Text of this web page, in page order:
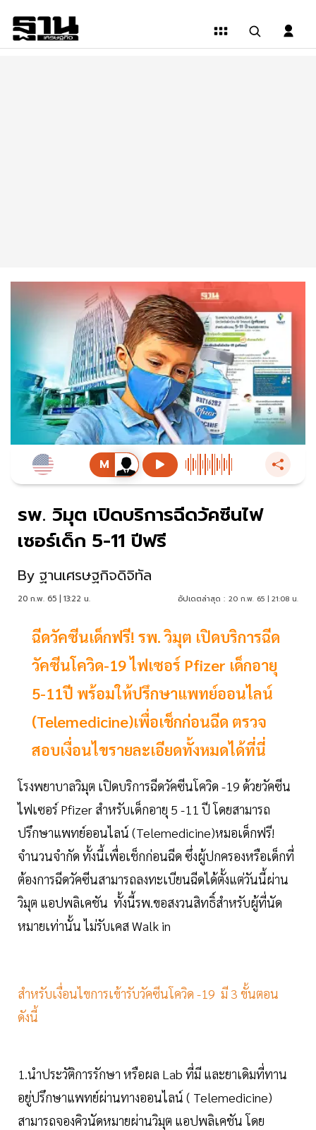
รพ. วิมุต เปิดบริการฉีดวัคซีนไฟ
เซอร์เด็ก 5-11 ปีฟรี
By ฐานเศรษฐกิจดิจิทัล
20 ก.พ. 65 | 13:22 น. อัปเดตล่าสุด : 20 ก.พ. 65 | 21:08 น.
ฉีดวัคซีนเด็กฟรี! รพ. วิมุต เปิดบริการฉีด
วัคซีนโควิด-19 ไฟเซอร์ Pfizer เด็กอายุ
5-11ปี พร้อมให้ปรึกษาแพทย์ออนไลน์
(Telemedicine)เพื่อเช็กก่อนฉีด ตรวจ
สอบเงื่อนไขรายละเอียดทั้งหมดได้ที่นี่
โรงพยาบาลวิมุต เปิดบริการฉีดวัคซีนโควิด -19 ด้วยวัคซีน
ไฟเซอร์ Pfizer สำหรับเด็กอายุ 5 -11 ปี โดยสามารถ
ปรึกษาแพทย์ออนไลน์ (Telemedicine)หมอเด็กฟรี!
จำนวนจำกัด ทั้งนี้เพื่อเช็กก่อนฉีด ซึ่งผู้ปกครองหรือเด็กที่
ต้องการฉีดวัคซีนสามารถลงทะเบียนฉีดได้ตั้งแต่วันนี้ผ่าน
วิมุต แอปพลิเคชัน ทั้งนี้รพ.ขอสงวนสิทธิ์สำหรับผู้ที่นัด
หมายเท่านั้น ไม่รับเคส Walk in
สำหรับเงื่อนไขการเข้ารับวัคซีนโควิด -19 มี 3 ขั้นตอน
ดังนี้
1.นำประวัติการรักษา หรือผล Lab ที่มี และยาเดิมที่ทาน
อยู่ปรึกษาแพทย์ผ่านทางออนไลน์ ( Telemedicine)
สามารถจองคิวนัดหมายผ่านวิมุต แอปพลิเคชัน โดย